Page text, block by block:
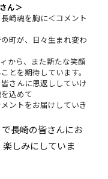
ん＞
崎魂を胸に＜コメント
町が、日々生まれ変わ
から、また新たな笑顔
とを期待しています。
さんに恩返ししていけ
込めて
ントをお届けしていき
長崎の皆さんにお
しみにしていま